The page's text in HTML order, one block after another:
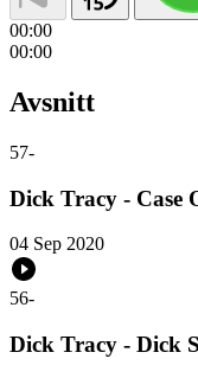
00:00
00:00
Avsnitt
57-
Dick Tracy - Case
04 Sep 2020
56-
Dick Tracy - Dick